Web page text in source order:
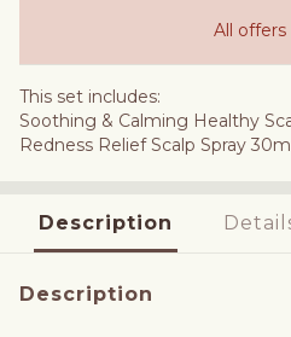
All offers
This set includes:
Soothing & Calming Healthy
Redness Relief Scalp Spray
Description
Description